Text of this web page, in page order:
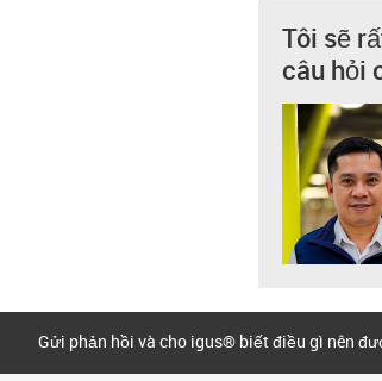
Tôi sẽ
câu hỏi
Gửi phản hồi và cho igus® biết điều gì nên